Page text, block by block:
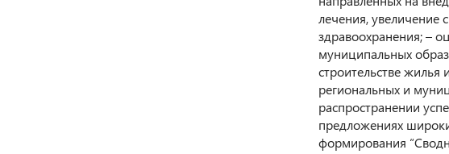
лечения, увеличение
здравоохранения; –
муниципальных
строительстве
региональных и
распространении
предложениях
формирования